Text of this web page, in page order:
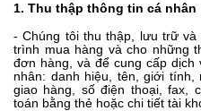
1. Thu thập thông tin cá nhân
- Chúng tôi thu thập, lưu trữ
trình mua hàng và cho những
đơn hàng, và để cung cấp
nhân: danh hiệu, tên, giới
giao hàng, số điện thoại, fax,
toán bằng thẻ hoặc chi tiết tài